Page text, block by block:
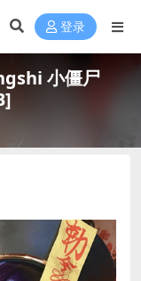
登录
小僵尸